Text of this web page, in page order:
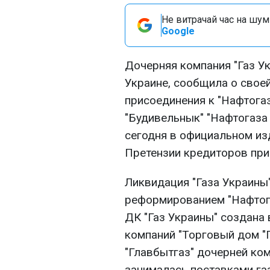
Не витрачай час на
Google
Дочерняя компания "Газ
Украине, сообщила о
присоединения к
"Будивельнык"
сегодня в официальном
Претензии кредиторов
Ликвидация "Газа
реформированием
ДК "Газ Украины" создана
компаний "Торговый дом
"Главбытгаз" дочерней